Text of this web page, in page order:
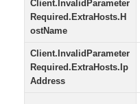
Client.InvalidParameter
Required.ExtraHosts.H
ostName
Client.InvalidParameter
Required.ExtraHosts.Ip
Address